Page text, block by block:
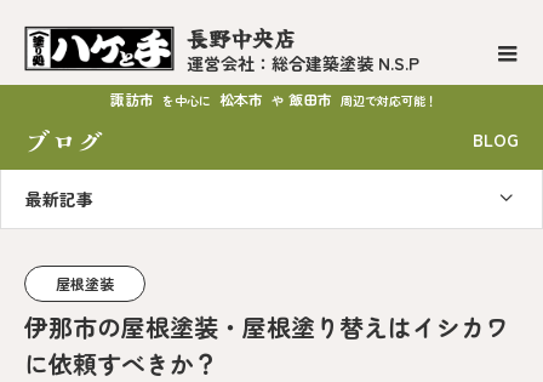
長野中央店
運営会社：総合建築塗装 N.S.P
諏訪市 を中心に 松本市 や 飯田市 周辺で対応可能！
ブログ BLOG
最新記事
屋根塗装
伊那市の屋根塗装・屋根塗り替えはイシカワ
に依頼すべきか？